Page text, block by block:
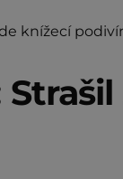
knížecí